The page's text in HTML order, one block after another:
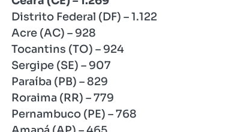
Distrito Federal (DF) – 1.122
Acre (AC) – 928
Tocantins (TO) – 924
Sergipe (SE) – 907
Paraíba (PB) – 829
Roraima (RR) – 779
Pernambuco (PE) – 768